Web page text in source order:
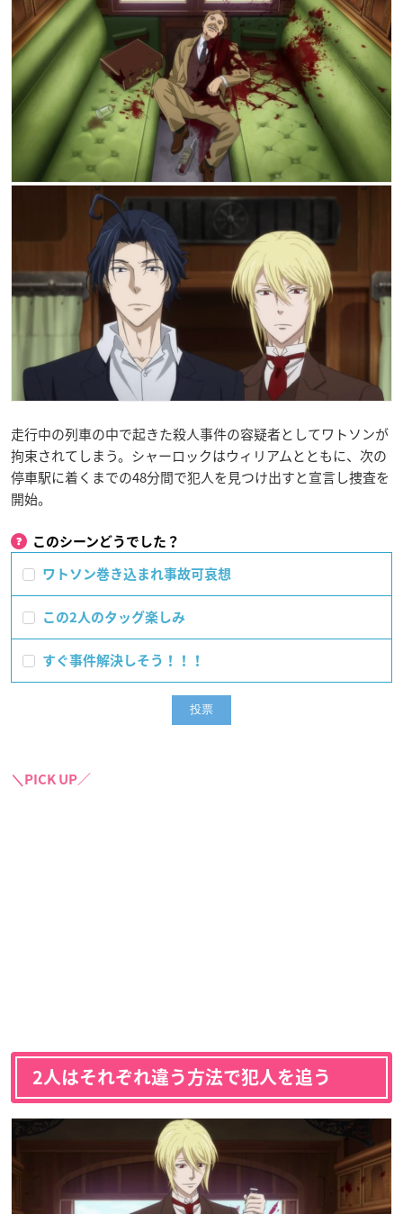
走行中の列車の中で起きた殺人事件の容疑者としてワトソンが
拘束されてしまう。シャーロックはウィリアムとともに、次の
停車駅に着くまでの48分間で犯人を見つけ出すと宣言し捜査を
開始。
このシーンどうでした？
ワトソン巻き込まれ事故可哀想
この2人のタッグ楽しみ
すぐ事件解決しそう！！！
＼PICK UP／
2人はそれぞれ違う方法で犯人を追う